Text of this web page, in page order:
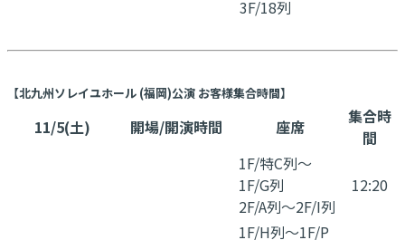
3F/18列
【北九州ソレイユホール (福岡)公演 お客様集合時間】
11/5(土) 開場/開演時間 座席
集合時
間
1F/特C列～
1F/G列
2F/A列～2F/I列
12:20
1F/H列～1F/P